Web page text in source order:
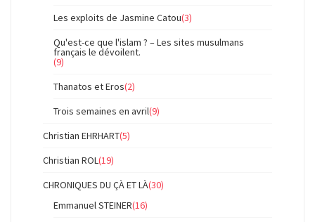
Les exploits de Jasmine Catou(3)
Qu'est-ce que l'islam ? – Les sites musulmans
français le dévoilent.
(9)
Thanatos et Eros(2)
Trois semaines en avril(9)
Christian EHRHART(5)
Christian ROL(19)
CHRONIQUES DU ÇÀ ET LÀ(30)
Emmanuel STEINER(16)